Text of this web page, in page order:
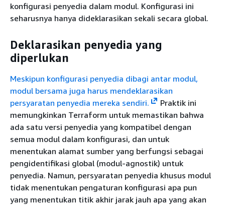
konfigurasi penyedia dalam modul. Konfigurasi ini
seharusnya hanya dideklarasikan sekali secara global.
Deklarasikan penyedia yang
diperlukan
Meskipun konfigurasi penyedia dibagi antar modul,
modul bersama juga harus mendeklarasikan
persyaratan penyedia mereka sendiri.
Praktik ini
memungkinkan Terraform untuk memastikan bahwa
ada satu versi penyedia yang kompatibel dengan
semua modul dalam konfigurasi, dan untuk
menentukan alamat sumber yang berfungsi sebagai
pengidentifikasi global (modul-agnostik) untuk
penyedia. Namun, persyaratan penyedia khusus modul
tidak menentukan pengaturan konfigurasi apa pun
yang menentukan titik akhir jarak jauh apa yang akan